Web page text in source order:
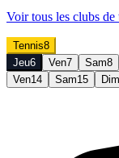
Voir tous les clubs de
Tennis8
Jeu6 Ven7 Sam8
Ven14 Sam15 Dim